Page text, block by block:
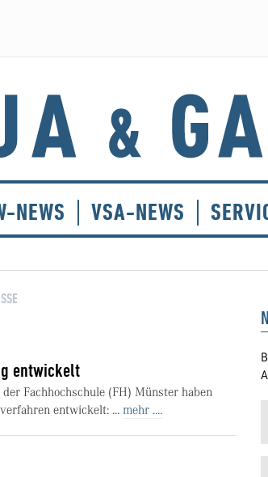
NEWS VSA-NEWS
entwickelt
Fachhochschule (FH) Münster haben
entwickelt: ... mehr ....